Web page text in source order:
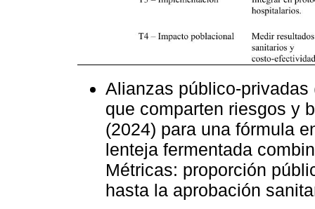
Alianzas público-
que comparten riesgos y
(2024) para una fórmula
lenteja fermentada
Métricas: proporción
hasta la aprobación